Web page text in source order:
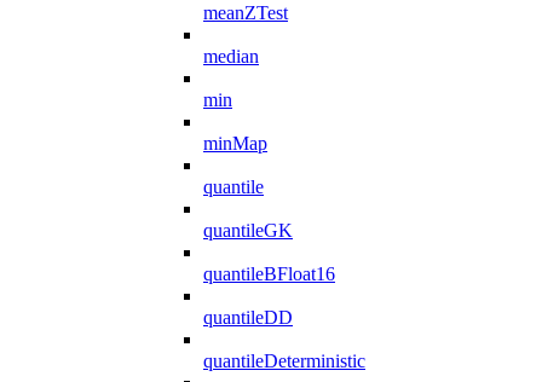
meanZTest
median
min
minMap
quantile
quantileGK
quantileBFloat16
quantileDD
quantileDeterministic